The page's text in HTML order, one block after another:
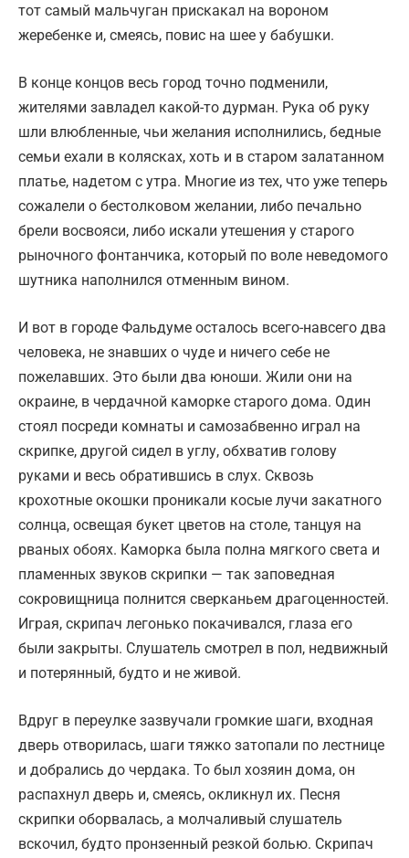
тот самый мальчуган прискакал на вороном
жеребенке и, смеясь, повис на шее у бабушки.
В конце концов весь город точно подменили,
жителями завладел какой-то дурман. Рука об руку
шли влюбленные, чьи желания исполнились, бедные
семьи ехали в колясках, хоть и в старом залатанном
платье, надетом с утра. Многие из тех, что уже теперь
сожалели о бестолковом желании, либо печально
брели восвояси, либо искали утешения у старого
рыночного фонтанчика, который по воле неведомого
шутника наполнился отменным вином.
И вот в городе Фальдуме осталось всего-навсего два
человека, не знавших о чуде и ничего себе не
пожелавших. Это были два юноши. Жили они на
окраине, в чердачной каморке старого дома. Один
стоял посреди комнаты и самозабвенно играл на
скрипке, другой сидел в углу, обхватив голову
руками и весь обратившись в слух. Сквозь
крохотные окошки проникали косые лучи закатного
солнца, освещая букет цветов на столе, танцуя на
рваных обоях. Каморка была полна мягкого света и
пламенных звуков скрипки — так заповедная
сокровищница полнится сверканьем драгоценностей.
Играя, скрипач легонько покачивался, глаза его
были закрыты. Слушатель смотрел в пол, недвижный
и потерянный, будто и не живой.
Вдруг в переулке зазвучали громкие шаги, входная
дверь отворилась, шаги тяжко затопали по лестнице
и добрались до чердака. То был хозяин дома, он
распахнул дверь и, смеясь, окликнул их. Песня
скрипки оборвалась, а молчаливый слушатель
вскочил, будто пронзенный резкой болью. Скрипач